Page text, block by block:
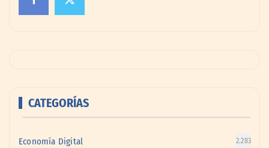
CATEGORÍAS
Economía Digital 2.283